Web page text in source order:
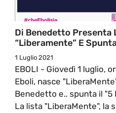
Di Benedetto Presenta
“Liberamente” E
1 Luglio 2021
EBOLI - Giovedì 1 luglio,
Eboli, nasce
Benedetto e.. spunta il "5
La lista "LiberaMente", la